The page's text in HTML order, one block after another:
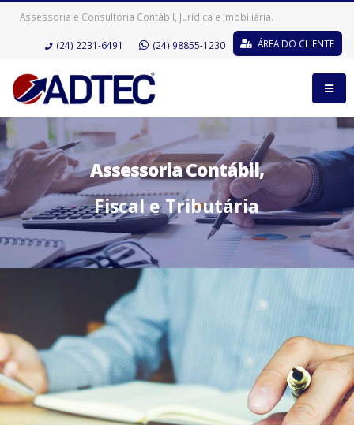
Assessoria e Consultoria Contábil, Jurídica e Imobiliária.
(24) 2231-6491 (24) 98855-1230 ÁREA DO CLIENTE
Assessoria Contábil,
Fiscal e Tributária